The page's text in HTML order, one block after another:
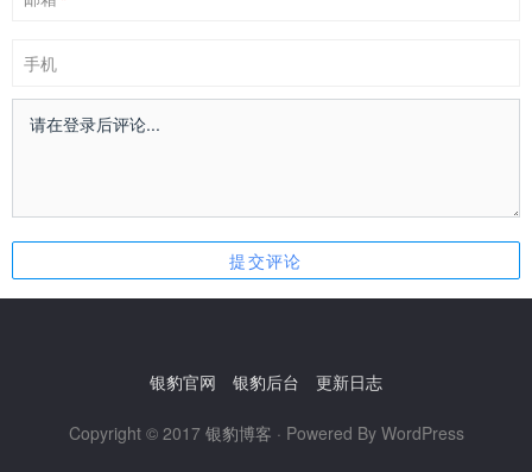
手机
银豹官网 银豹后台 更新日志
Copyright © 2017 银豹博客 · Powered By WordPress